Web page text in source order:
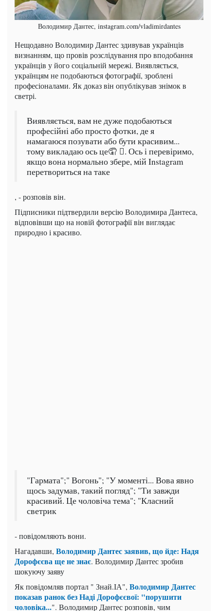
Володимир Дантес, instagram.com/vladimirdantes
Нещодавно Володимир Дантес здивував українців
визнанням, що провів розслідування про вподобання
українців у його соціальній мережі. Виявляється,
українцям не подобаються фотографії, зроблені
професіоналами. Як доказ він опублікував знімок в
светрі.
Виявляється, вам не дуже подобаються
професійні або просто фотки, де я
намагаюся позувати або бути красивим...
тому викладаю ось це🤦 🏻. Ось і перевіримо,
якщо вона нормально збере, мій Instagram
перетвориться на таке
, - розповів він.
Підписники підтвердили версію Володимира Дантеса,
відповівши що на новій фотографії він виглядає
природно і красиво.
"Гармата";" Вогонь"; "У моменті... Вова явно
щось задумав, такий погляд"; "Ти завжди
красивий. Це чоловіча тема"; "Класний
светрик
- повідомляють вони.
Нагадавши, Володимир Дантес заявив, що йде: Надя
Дорофєєва ще не знає. Володимир Дантес зробив
шокуючу заяву
Як повідомляв портал " Знай.ІА", Володимир Дантес
показав ранок без Наді Дорофєєвої: "порушити
чоловіка...". Володимир Дантес розповів, чим